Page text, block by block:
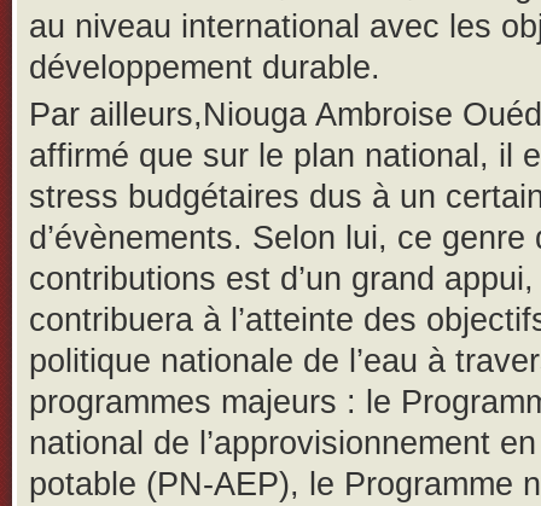
au niveau international avec les
développement durable.
Par ailleurs,Niouga Ambroise
affirmé que sur le plan national, il
stress budgétaires dus à un
d’évènements. Selon lui, ce genre
contributions est d’un grand
contribuera à l’atteinte des
politique nationale de l’eau à
programmes majeurs : le
national de l’approvisionnement
potable (PN-AEP), le Programme